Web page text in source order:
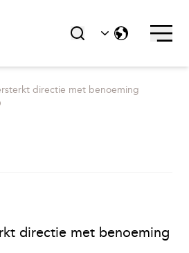
directie met benoeming
directie met benoeming